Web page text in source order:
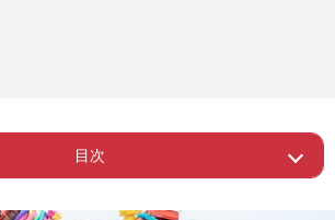
目次
ー 「フワちゃんは許されている」空気